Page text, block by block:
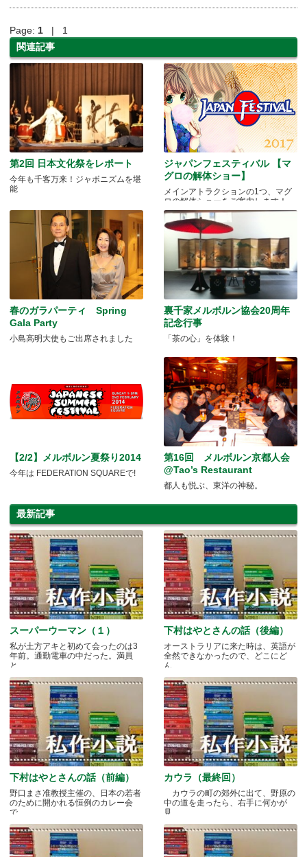
Page: 1 | 1
関連記事
第2回 日本文化祭をレポート
今年も千客万来！ジャボニズムを堪
能
ジャパンフェスティバル 【マ
グロの解体ショー】
メインアトラクションの1つ、マグ
ロの解体ショーをご案内します！
春のガラパーティ Spring
Gala Party
小島高明大使もご出席されました
裏千家メルボルン協会20周年
記念行事
「茶の心」を体験！
【2/2】メルボルン夏祭り2014
今年は FEDERATION SQUAREで!
第16回 メルボルン京都人会
@Tao’s Restaurant
都人も悦ぶ、東洋の神秘。
最新記事
スーパーウーマン（１）
私が土方アキと初めて会ったのは3
年前。通勤電車の中だった。満員
と.....
下村はやとさんの話（後編）
オーストラリアに来た時は、英語が
全然できなかったので、どこにど
ん.....
下村はやとさんの話（前編）
野口まさ准教授主催の、日本の若者
のために開かれる恒例のカレー会
で.....
カウラ（最終回）
カウラの町の郊外に出て、野原の
中の道を走ったら、右手に何かが
見.....